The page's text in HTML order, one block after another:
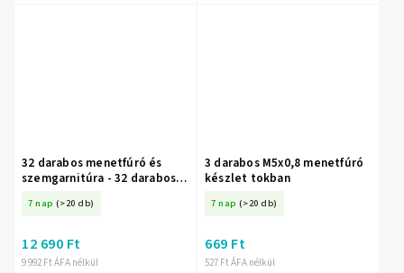
32 darabos menetfúró és
szemgarnitúra - 32 darabos
készlet
7 nap (>20 db)
9 992 Ft ÁFA nélkül
12 690 Ft
3 darabos M5x0,8 menetfúró
készlet tokban
7 nap (>20 db)
527 Ft ÁFA nélkül
669 Ft